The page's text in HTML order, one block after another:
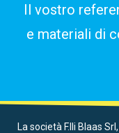
Il vostro
e materiali di
La società F.lli Blaas